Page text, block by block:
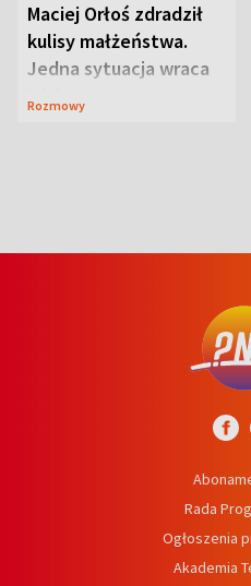
Maciej Orłoś zdradził
kulisy małżeństwa.
Jedna sytuacja wraca
jak bumerang
Rozmowy
Rada
Ogłoszenia
Akademia